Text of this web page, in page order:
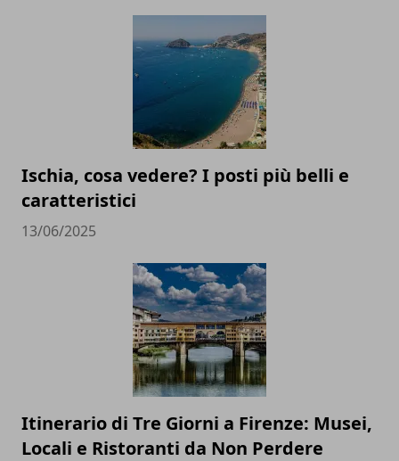
Ischia, cosa vedere? I posti più belli e
caratteristici
13/06/2025
Itinerario di Tre Giorni a Firenze: Musei,
Locali e Ristoranti da Non Perdere